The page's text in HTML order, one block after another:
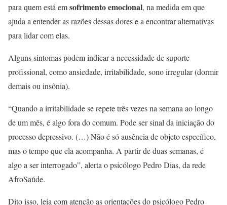
para quem está emsofrimento emocional, na medida em que
ajuda a entender as razões dessas dores e a encontrar alternativas
para lidar com elas.
Alguns sintomas podem indicar a necessidade de suporte
profissional, como ansiedade, irritabilidade, sono irregular (dormir
demais ou insônia).
“Quando a irritabilidade se repete três vezes na semana ao longo
de um mês, é algo fora do comum. Pode ser sinal da iniciação do
processo depressivo. (…) Não é só ausência de objeto específico,
mas o tempo que ela acompanha. A partir de duas semanas, é
algo a ser interrogado”, alerta o psicólogo Pedro Dias, da rede
AfroSaúde.
Dito isso, leia com atenção as orientações do psicólogo Pedro